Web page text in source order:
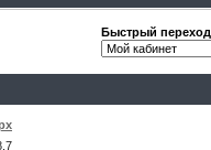
Быстрый переход